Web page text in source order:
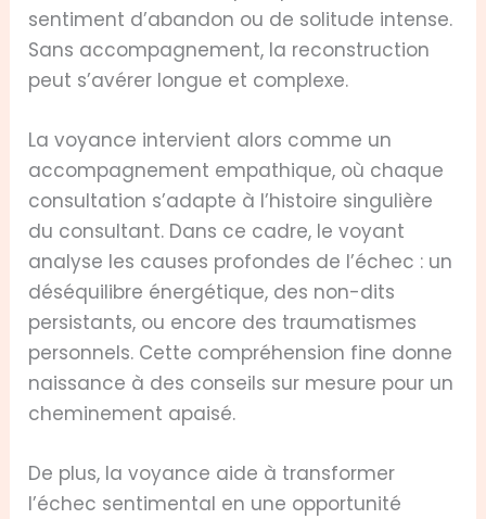
sentiment d’abandon ou de solitude intense.
Sans accompagnement, la reconstruction
peut s’avérer longue et complexe.
La voyance intervient alors comme un
accompagnement empathique, où chaque
consultation s’adapte à l’histoire singulière
du consultant. Dans ce cadre, le voyant
analyse les causes profondes de l’échec : un
déséquilibre énergétique, des non-dits
persistants, ou encore des traumatismes
personnels. Cette compréhension fine donne
naissance à des conseils sur mesure pour un
cheminement apaisé.
De plus, la voyance aide à transformer
l’échec sentimental en une opportunité